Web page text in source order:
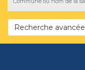
Recherche avancée